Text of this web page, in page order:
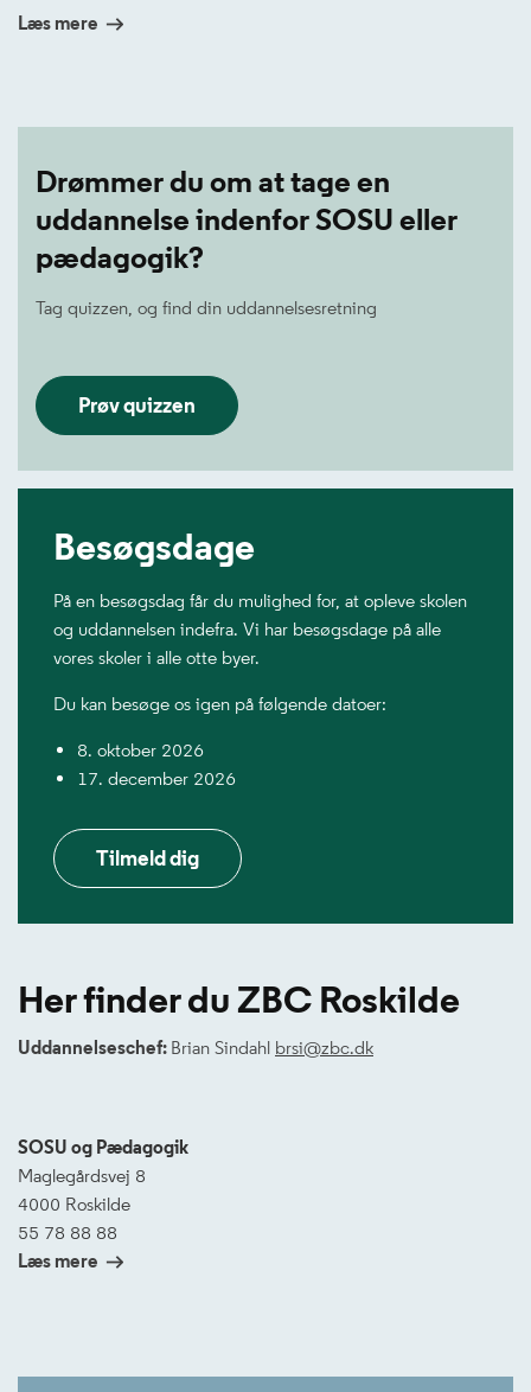
Læs mere
Drømmer du om at tage en
uddannelse indenfor SOSU eller
pædagogik?
Tag quizzen, og find din uddannelsesretning
Prøv quizzen
Besøgsdage
På en besøgsdag får du mulighed for, at opleve skolen
og uddannelsen indefra. Vi har besøgsdage på alle
vores skoler i alle otte byer.
Du kan besøge os igen på følgende datoer:
8. oktober 2026
17. december 2026
Tilmeld dig
Her finder du ZBC Roskilde
Uddannelseschef: Brian Sindahl brsi@zbc.dk
SOSU og Pædagogik
Maglegårdsvej 8
4000 Roskilde
55 78 88 88
Læs mere